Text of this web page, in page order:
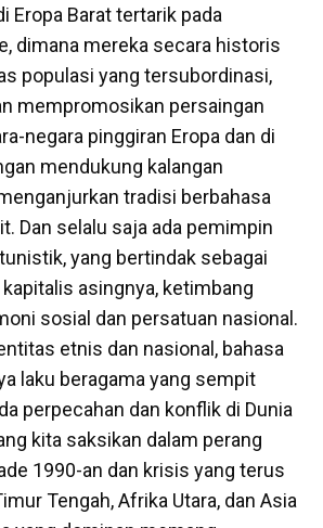
Eropa Barat tertarik pada
dimana mereka secara historis
populasi yang tersubordinasi,
mempromosikan persaingan
negara pinggiran Eropa dan di
mendukung kalangan
tradisi berbahasa
Dan selalu saja ada pemimpin
yang bertindak sebagai
asingnya, ketimbang
sosial dan persatuan nasional.
etnis dan nasional, bahasa
laku beragama yang sempit
perpecahan dan konflik di Dunia
kita saksikan dalam perang
1990-an dan krisis yang terus
Tengah, Afrika Utara, dan Asia